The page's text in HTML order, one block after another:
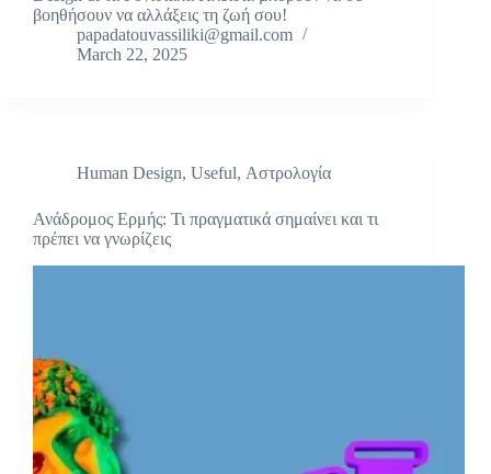
βοηθήσουν να αλλάξεις τη ζωή σου!
papadatouvassiliki@gmail.com
March 22, 2025
Human Design, Useful, Αστρολογία
Ανάδρομος Ερμής: Τι πραγματικά σημαίνει και τι
πρέπει να γνωρίζεις